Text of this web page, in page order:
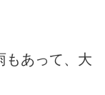
もあって、大